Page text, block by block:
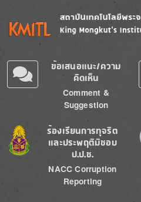
Image
ข้อเสนอแนะ/ความ
คิดเห็น
Comment &
Suggestion
Image
ร้องเรียนการทุจริต
และประพฤติมิชอบ
ป.ป.ช.
NACC Corruption
Reporting